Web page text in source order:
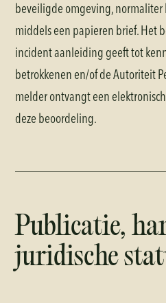
beveiligde omgeving, normaliter
middels een papieren brief. Het
incident aanleiding geeft tot
betrokkenen en/of de Autoriteit
melder ontvangt een
deze beoordeling.
Publicatie,
juridische